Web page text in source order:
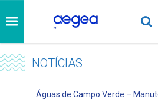
NOTÍCIAS
Águas de Campo Verde –